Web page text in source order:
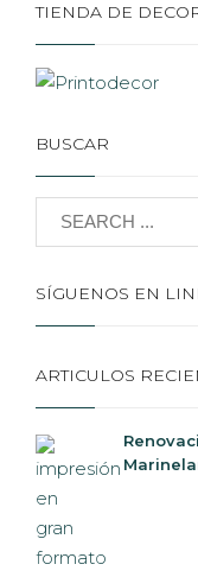
TIENDA DE
BUSCAR
SÍGUENOS EN
ARTICULOS